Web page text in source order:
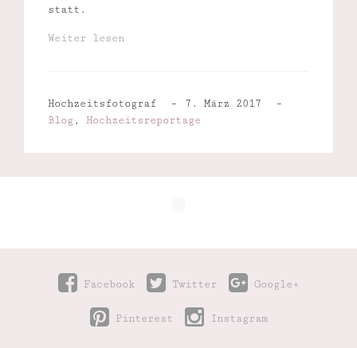
statt.
Weiter lesen
Hochzeitsfotograf
7. März 2017
Blog, Hochzeitsreportage
Facebook Twitter Google+
Pinterest Instagram